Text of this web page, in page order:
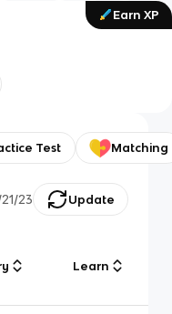
Earn XP
Test Matching
21/23 Update
Learn